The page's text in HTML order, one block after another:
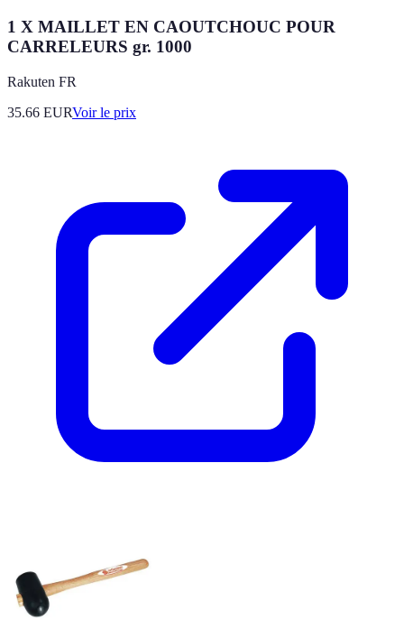
1 X MAILLET EN CAOUTCHOUC POUR
CARRELEURS gr. 1000
Rakuten FR
35.66 EURVoir le prix